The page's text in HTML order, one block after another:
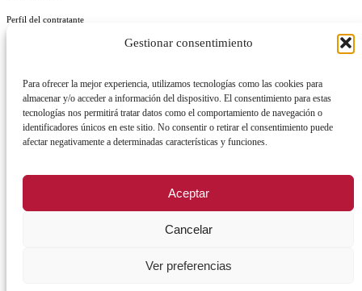
Gestionar consentimiento
Para ofrecer la mejor experiencia, utilizamos tecnologías como las cookies para
almacenar y/o acceder a información del dispositivo. El consentimiento para estas
tecnologías nos permitirá tratar datos como el comportamiento de navegación o
identificadores únicos en este sitio. No consentir o retirar el consentimiento puede
afectar negativamente a determinadas características y funciones.
Aceptar
Cancelar
Ver preferencias
Perfil del contratante
REGISTRO DE ACTIVIDADES DE TRATAMIENTO